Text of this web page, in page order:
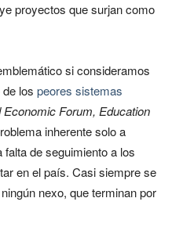
proyectos que surjan como
si consideramos
los peores sistemas
Economic Forum, Education
inherente solo a
de seguimiento a los
en el país. Casi siempre se
nexo, que terminan por